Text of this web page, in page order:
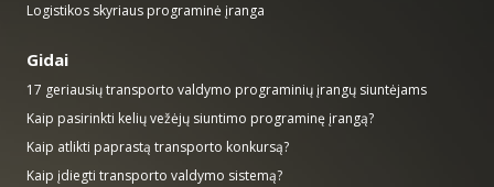
Logistikos skyriaus programinė įranga
Gidai
17 geriausių transporto valdymo programinių įrangų siuntėjams
Kaip pasirinkti kelių vežėjų siuntimo programinę įrangą?
Kaip atlikti paprastą transporto konkursą?
Kaip įdiegti transporto valdymo sistemą?